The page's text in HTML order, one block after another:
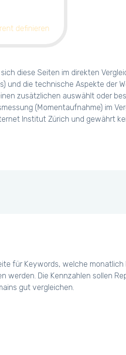
definieren
diese Seiten im direkten
und die technische Aspekte der
zusätzlichen auswählt oder
(Momentaufnahme) im
Institut Zürich und gewährt
für Keywords, welche
werden. Die Kennzahlen sollen
gut vergleichen.